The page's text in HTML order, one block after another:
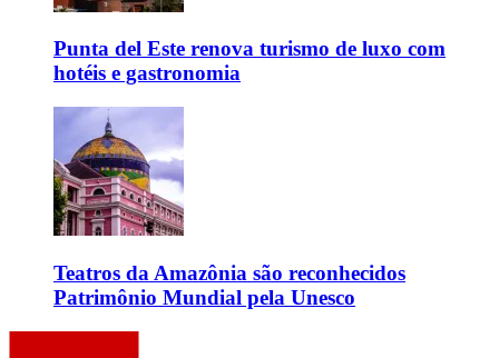
Punta del Este renova turismo de luxo com
hotéis e gastronomia
Teatros da Amazônia são reconhecidos
Patrimônio Mundial pela Unesco